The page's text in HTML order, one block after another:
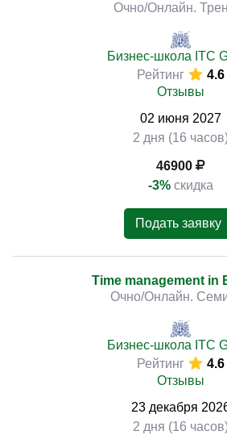
Очно/Онлайн.
Бизнес-школа ITC
Рейтинг
4.6
Отзывы
02 июня 2027
2 дня (16
46900
-3% скидка
Подать заявку
Time management in
Очно/Онлайн.
Бизнес-школа ITC
Рейтинг
4.6
Отзывы
23 декабря
2 дня (16